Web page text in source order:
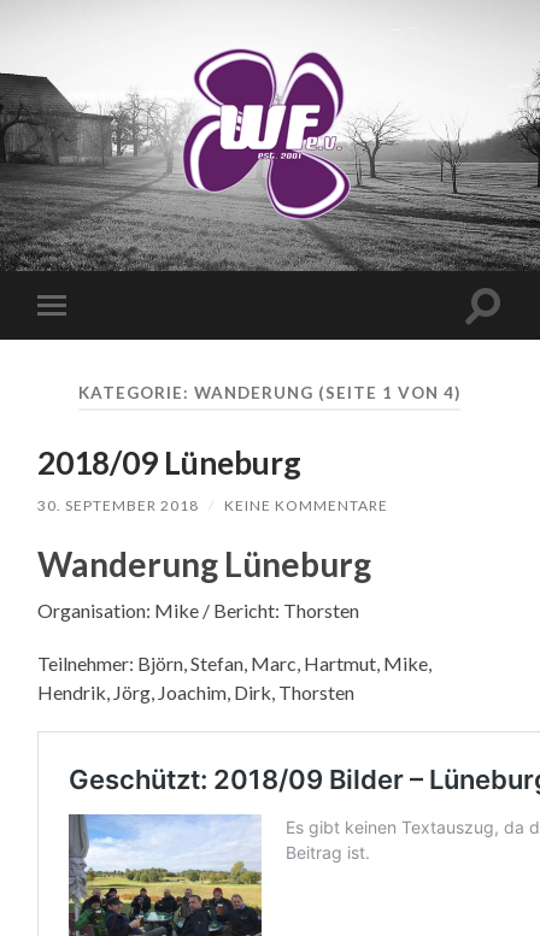
WANDERVEREIN
WUSCHIGER
FLIEDER
Mobile-
Menü
KATEGORIE:WANDERUNG (SEITE 1 VON 4)
2018/09 Lüneburg
30. SEPTEMBER 2018 / KEINE KOMMENTARE
Wanderung Lüneburg
Organisation: Mike / Bericht: Thorsten
Teilnehmer: Björn, Stefan, Marc, Hartmut, Mike,
Hendrik, Jörg, Joachim, Dirk, Thorsten